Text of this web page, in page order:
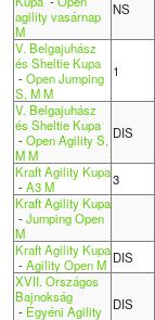
agility vasárnap
M
NS
V. Belgajuhász
és Sheltie Kupa
-Open Jumping
S, M M
1
V. Belgajuhász
és Sheltie Kupa
-Open Agility S,
M M
DIS
Kraft Agility Kupa
-A3 M 3
Kraft Agility Kupa
-Jumping Open
M
Kraft Agility Kupa
-Agility Open M DIS
XVII. Országos
Bajnokság
- Egyéni Agility
DIS